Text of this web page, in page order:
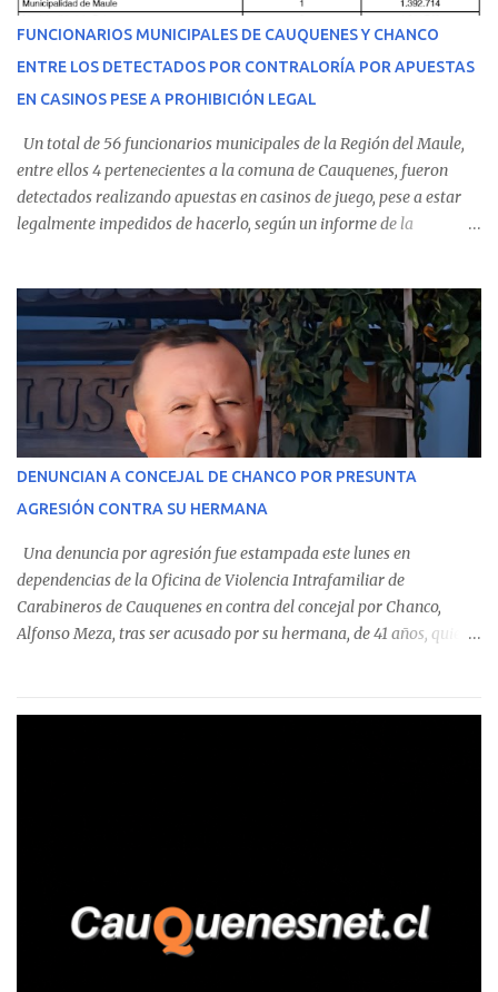
conoció la gravedad de su condición, sus padres —residentes en
Villarrica— se trasladaron a Cauquenes con la esperanza de una
evolución favorable. No obstante, alrededo...
FUNCIONARIOS MUNICIPALES DE CAUQUENES Y CHANCO
ENTRE LOS DETECTADOS POR CONTRALORÍA POR APUESTAS
EN CASINOS PESE A PROHIBICIÓN LEGAL
Un total de 56 funcionarios municipales de la Región del Maule,
entre ellos 4 pertenecientes a la comuna de Cauquenes, fueron
detectados realizando apuestas en casinos de juego, pese a estar
legalmente impedidos de hacerlo, según un informe de la
estableció que estos funcionarios —quienes administran o
custodian fondos públicos— efectuaron transacciones por un
monto total de $116.075.918 entre enero de 2024 y junio de 2025.
En el detalle regional, se indica que en la comuna de Cauquenes se
identificó a cuatro funcionarios involucrados en este tipo de
operaciones. Asimismo, se precisa que uno de los casos
detectaron incumplimientos a la normativa vigente. El informe
precisa que la mayor cantidad de dinero apostado se registró en
Talca, donde...
DENUNCIAN A CONCEJAL DE CHANCO POR PRESUNTA
AGRESIÓN CONTRA SU HERMANA
Una denuncia por agresión fue estampada este lunes en
dependencias de la Oficina de Violencia Intrafamiliar de
Carabineros de Cauquenes en contra del concejal por Chanco,
Alfonso Meza, tras ser acusado por su hermana, de 41 años, quien
relató que los hechos ocurrieron cerca de las 11:30 horas en el
trabajadores, el edil descendió del vehículo y, en medio de la
confrontación, la habría tomado de los hombros, empujado al
suelo y agredido con golpes de pies y manos, mientr...